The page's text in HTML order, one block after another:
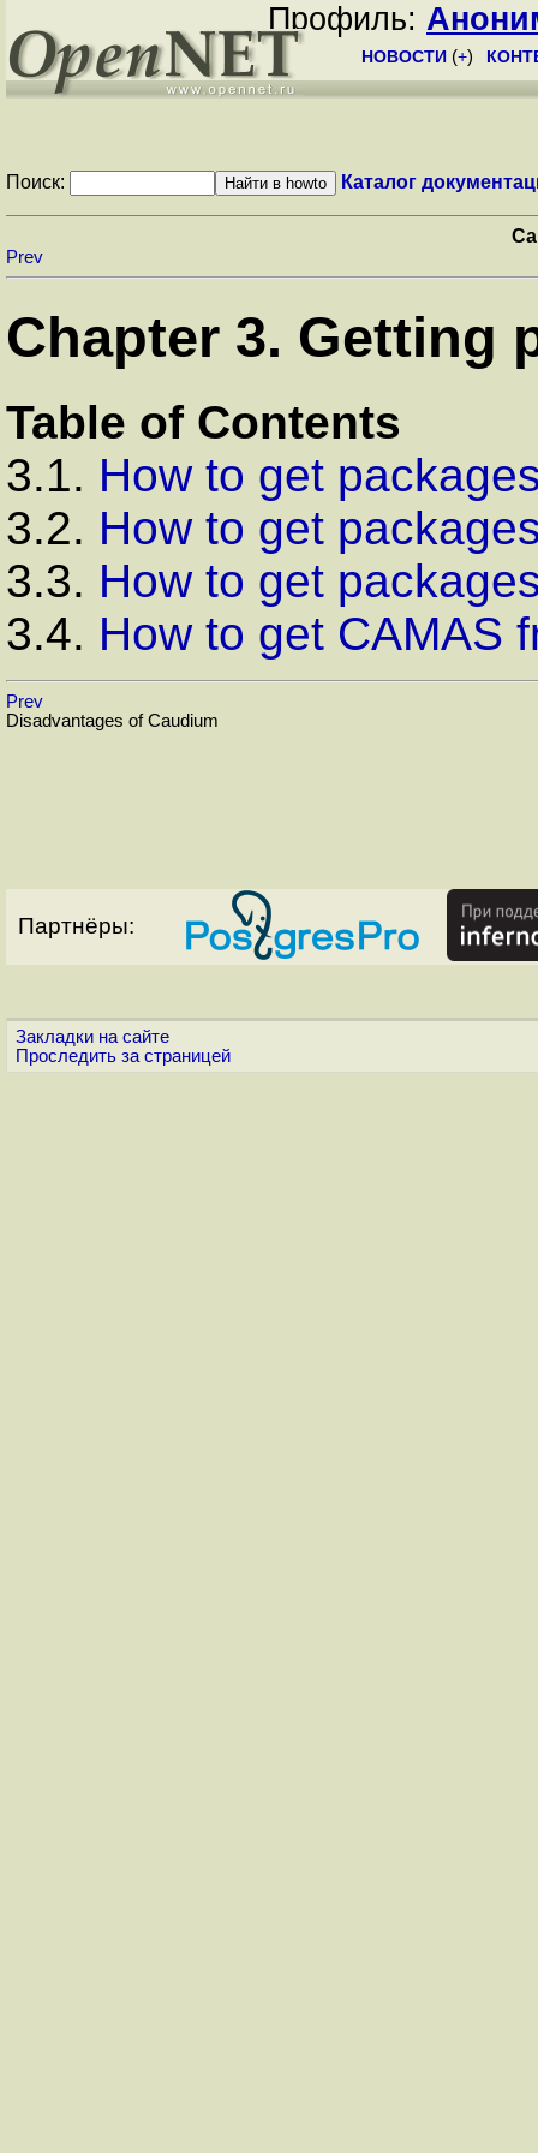
Профиль:
НОВОСТИ (+)
Поиск: Каталог
Prev
Chapter 3. Getting
Table of Contents
3.1. How to get
3.2. How to get
3.3. How to get
3.4. How to get CAMAS
Prev
Disadvantages of Caudium
Партнёры:
Закладки на сайте
Проследить за страницей